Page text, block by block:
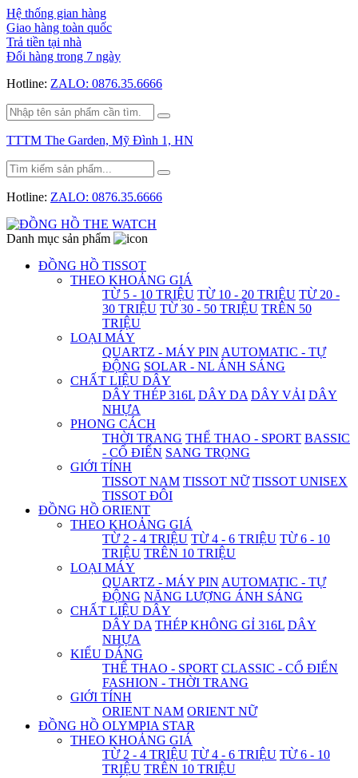
Hệ thống gian hàng
Giao hàng toàn quốc
Trả tiền tại nhà
Đổi hàng trong 7 ngày
Hotline: ZALO: 0876.35.6666
TTTM The Garden, Mỹ Đình 1, HN
Hotline: ZALO: 0876.35.6666
Danh mục sản phẩm
ĐỒNG HỒ TISSOT
THEO KHOẢNG GIÁ
TỪ 5 - 10 TRIỆU TỪ 10 - 20 TRIỆU TỪ 20 -
30 TRIỆU TỪ 30 - 50 TRIỆU TRÊN 50
TRIỆU
LOẠI MÁY
QUARTZ - MÁY PIN AUTOMATIC - TỰ
ĐỘNG SOLAR - NL ÁNH SÁNG
CHẤT LIỆU DÂY
DÂY THÉP 316L DÂY DA DÂY VẢI DÂY
NHỰA
PHONG CÁCH
THỜI TRANG THỂ THAO - SPORT BASSIC
- CỔ ĐIỂN SANG TRỌNG
GIỚI TÍNH
TISSOT NAM TISSOT NỮ TISSOT UNISEX
TISSOT ĐÔI
ĐỒNG HỒ ORIENT
THEO KHOẢNG GIÁ
TỪ 2 - 4 TRIỆU TỪ 4 - 6 TRIỆU TỪ 6 - 10
TRIỆU TRÊN 10 TRIỆU
LOẠI MÁY
QUARTZ - MÁY PIN AUTOMATIC - TỰ
ĐỘNG NĂNG LƯỢNG ÁNH SÁNG
CHẤT LIỆU DÂY
DÂY DA THÉP KHÔNG GỈ 316L DÂY
NHỰA
KIỂU DÁNG
THỂ THAO - SPORT CLASSIC - CỔ ĐIỂN
FASHION - THỜI TRANG
GIỚI TÍNH
ORIENT NAM ORIENT NỮ
ĐỒNG HỒ OLYMPIA STAR
THEO KHOẢNG GIÁ
TỪ 2 - 4 TRIỆU TỪ 4 - 6 TRIỆU TỪ 6 - 10
TRIỆU TRÊN 10 TRIỆU